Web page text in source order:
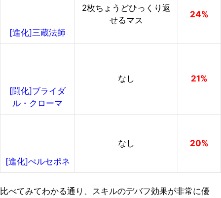
[進化]三蔵法師
2枚ちょうどひっくり返
せるマス
24%
[闘化]ブライダ
ル・クローマ
なし 21%
[進化]ぺルセポネ
なし 20%
比べてみてわかる通り、スキルのデバフ効果が非常に優